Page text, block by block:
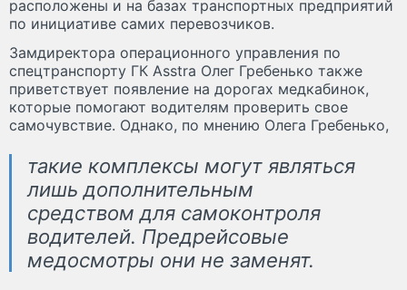
расположены и на базах транспортных предприятий
по инициативе самих перевозчиков.
Замдиректора операционного управления по
спецтранспорту ГК Asstra Олег Гребенько также
приветствует появление на дорогах медкабинок,
которые помогают водителям проверить свое
самочувствие. Однако, по мнению Олега Гребенько,
такие комплексы могут являться
лишь дополнительным
средством для самоконтроля
водителей. Предрейсовые
медосмотры они не заменят.